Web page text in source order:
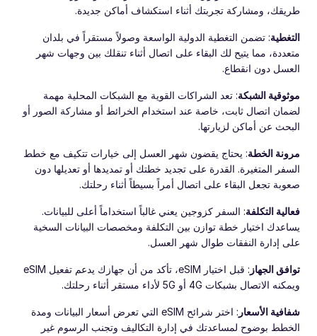
طريقك، ومشاركة تجربتك أثناء استكشاف أماكن جديدة.
التغطية: تضمن التغطية الدولية الواسعة وصولاً مستقراً في بلدان
متعددة، مما يتيح لك البقاء على اتصال أثناء تنقلك بين وجهات شهر
العسل دون انقطاع.
موثوقية الشبكة: تعد الشراكات القوية مع الشبكات المحلية مهمة
لضمان اتصال ثابت، خاصة عند استخدام الخرائط أو مشاركة الصور أو
البحث عن أماكن لزيارتها.
مرونة الخطة: يحتاج يقضون شهر العسل إلى خيارات تتكيف مع خطط
السفر المتغيرة. القدرة على تجديد خطتك أو تمديدها أو تعديلها دون
صعوبة تجعل البقاء على اتصال أمراً بسيطاً أثناء رحلتك.
فعالية التكلفة: السفر كزوجين يعني غالباً استخداماً أعلى للبيانات.
يساعدك اختيار خطة توازن بين التكلفة ومخصصات البيانات السخية
على إدارة النفقات طوال شهر العسل.
توافق الجهاز
: قبل اختيار eSIM، تأكد من أن جهازك يدعم تفعيل eSIM
ويمكنه الاتصال بشبكات 4G أو 5G لأداء مستقر أثناء رحلتك.
شفافية الأسعار
: اختر شرائح eSIM التي تعرض أسعار البيانات ومدة
الخطط بوضوح لمساعدتك في إدارة التكاليف وتجنب الرسوم غير